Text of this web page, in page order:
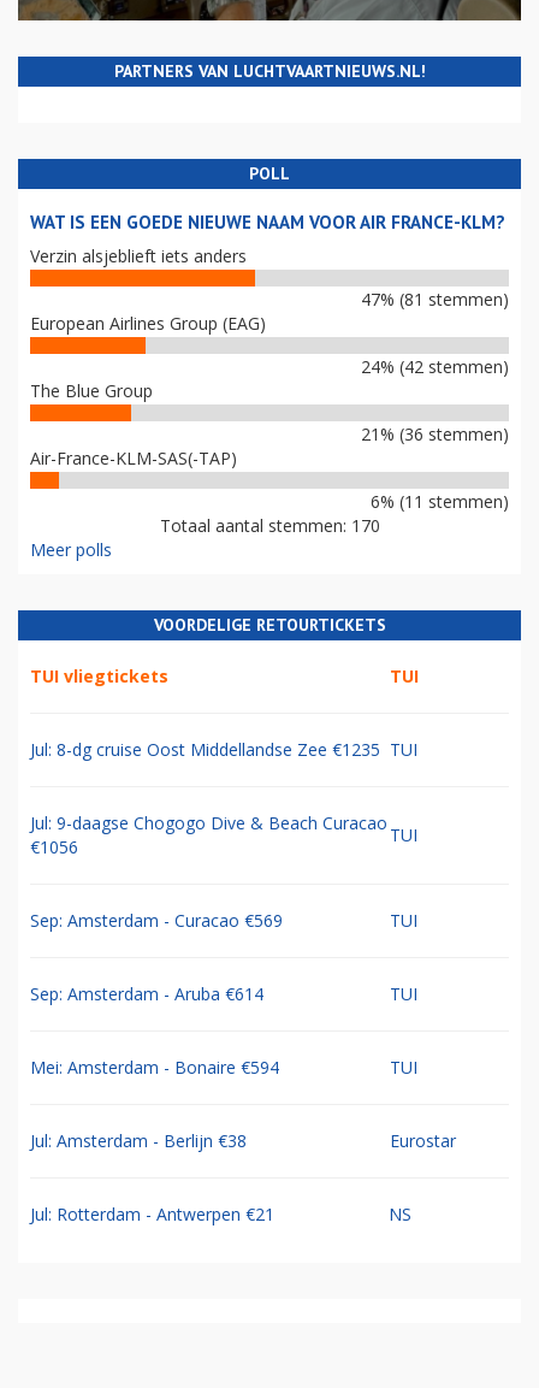
PARTNERS VAN LUCHTVAARTNIEUWS.NL!
POLL
WAT IS EEN GOEDE NIEUWE NAAM VOOR AIR FRANCE-KLM?
Verzin alsjeblieft iets anders
47% (81 stemmen)
European Airlines Group (EAG)
24% (42 stemmen)
The Blue Group
21% (36 stemmen)
Air-France-KLM-SAS(-TAP)
6% (11 stemmen)
Totaal aantal stemmen: 170
Meer polls
VOORDELIGE RETOURTICKETS
TUI vliegtickets TUI
Jul: 8-dg cruise Oost Middellandse Zee €1235 TUI
Jul: 9-daagse Chogogo Dive & Beach Curacao
€1056
TUI
Sep: Amsterdam - Curacao €569 TUI
Sep: Amsterdam - Aruba €614 TUI
Mei: Amsterdam - Bonaire €594 TUI
Jul: Amsterdam - Berlijn €38 Eurostar
Jul: Rotterdam - Antwerpen €21 NS